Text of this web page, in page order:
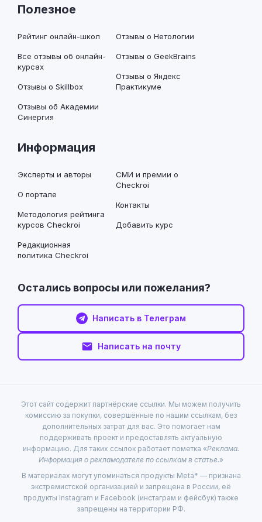
Полезное
Рейтинг онлайн-школ
Все отзывы об онлайн-
курсах
Отзывы о Skillbox
Отзывы об Академии
Синергия
Отзывы о Нетологии
Отзывы о GeekBrains
Отзывы о Яндекс
Практикуме
Информация
Эксперты и авторы
О портале
Методология рейтинга
курсов Checkroi
Редакционная
политика Checkroi
СМИ и премии о
Checkroi
Контакты
Добавить курс
Остались вопросы или пожелания?
Написать в Телеграм
Написать на почту
Этот сайт содержит партнёрские ссылки. Мы можем получить
комиссию за покупки, совершённые по нашим ссылкам, без
дополнительных затрат для вас. Это помогает нам
поддерживать проект и предоставлять актуальную
информацию. Для таких ссылок работает пометка «Реклама.
Информация о рекламодателе по ссылкам в статье.»
В материалах могут упоминаться продукты Meta* — признана
экстремистской организацией и запрещена в России, её
продукты Instagram и Facebook (инстаграм и фейсбук) также
запрещены на территории РФ.